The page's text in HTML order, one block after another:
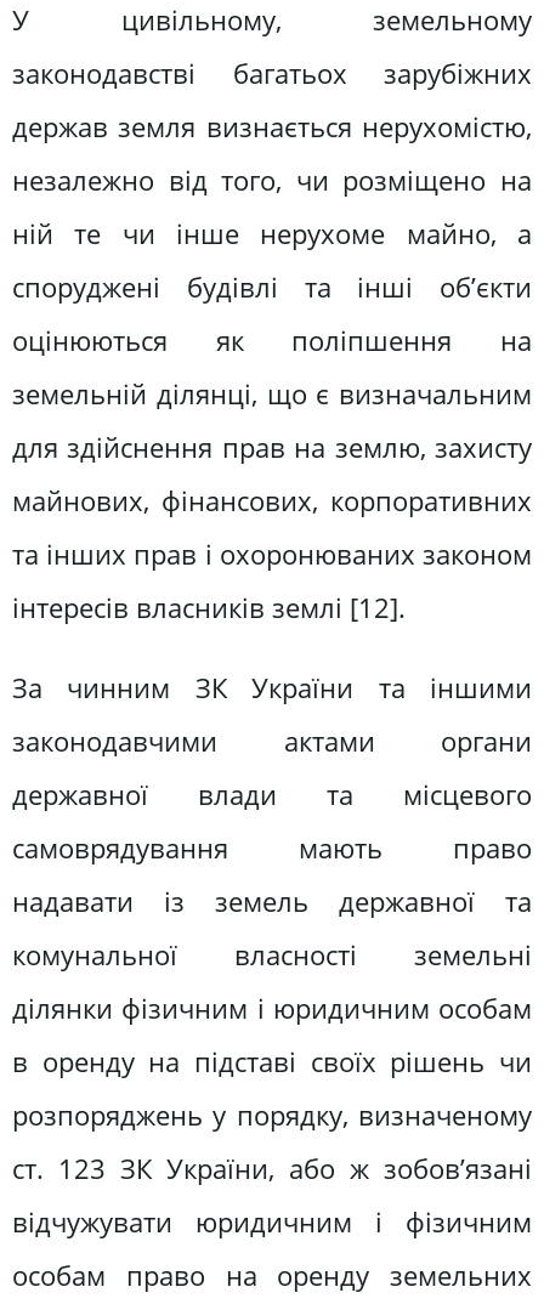
У цивільному, земельному
законодавстві багатьох зарубіжних
держав земля визнається нерухомістю,
незалежно від того, чи розміщено на
ній те чи інше нерухоме майно, а
споруджені будівлі та інші об’єкти
оцінюються як поліпшення на
земельній ділянці, що є визначальним
для здійснення прав на землю, захисту
майнових, фінансових, корпоративних
та інших прав і охоронюваних законом
інтересів власників землі [12].
За чинним ЗК України та іншими
законодавчими актами органи
державної влади та місцевого
самоврядування мають право
надавати із земель державної та
комунальної власності земельні
ділянки фізичним і юридичним особам
в оренду на підставі своїх рішень чи
розпоряджень у порядку, визначеному
ст. 123 ЗК України, або ж зобов’язані
відчужувати юридичним і фізичним
особам право на оренду земельних